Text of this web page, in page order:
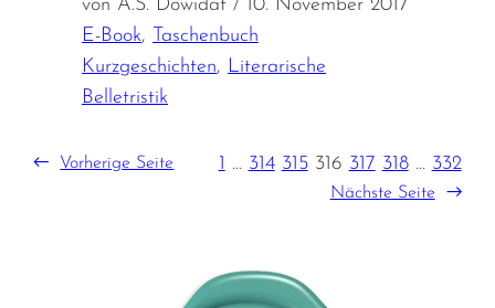
von A.S. Dowidat / 10. November 2017
E-Book,
Taschenbuch
Kurzgeschichten, Literarische
Belletristik
← Vorherige Seite 1 … 314 315 316 317 318 … 332
Nächste Seite →